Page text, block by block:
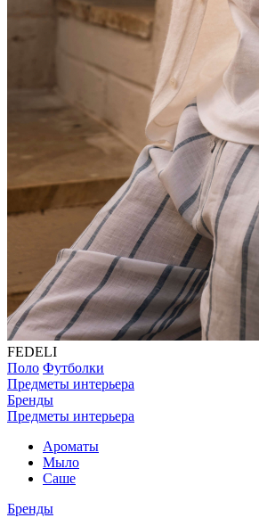
FEDELI
Поло Футболки
Предметы интерьера
Бренды
Предметы интерьера
Ароматы
Мыло
Саше
Бренды